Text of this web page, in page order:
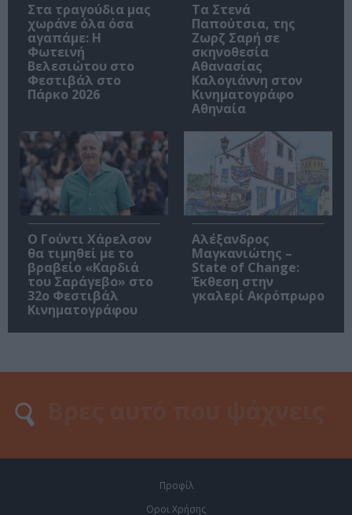
Στα τραγούδια μας
χωράνε όλα όσα
αγαπάμε: Η
Φωτεινή
Βελεσιώτου στο
Φεστιβάλ στο
Πάρκο 2026
Τα Στενά
Παπούτσια, της
Ζωρζ Σαρή σε
σκηνοθεσία
Αθανασίας
Καλογιάννη στον
Κινηματογράφο
Αθηναία
Ο Γούντι Χάρελσον
θα τιμηθεί με το
βραβείο «Καρδιά
του Σαράγεβο» στο
32ο Φεστιβάλ
Κινηματογράφου
Αλέξανδρος
Μαγκανιώτης –
State of Change:
Έκθεση στην
γκαλερί Ακρόπρωρο
Προφίλ
Οροι Χρήσης